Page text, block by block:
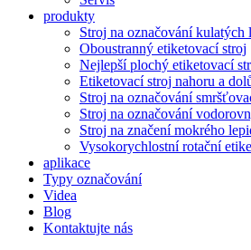
produkty
Stroj na označování kulatých
Oboustranný etiketovací stroj
Nejlepší plochý etiketovací
Etiketovací stroj nahoru a
Stroj na označování
Stroj na označování
Stroj na značení mokrého
Vysokorychlostní rotační
aplikace
Typy označování
Videa
Blog
Kontaktujte nás